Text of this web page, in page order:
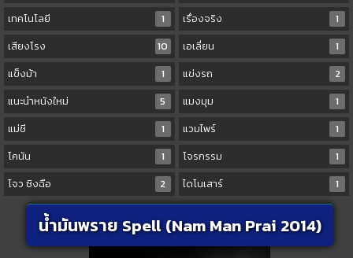
เทคโนโลยี
1 เรื่องจริง
1
เสียงโรง
10 เอเลี่ยน
1
แข็งม้า
1 แข่งรถ
2
แนะนำหนังใหม่
5 แมงมุม
1
แม่ชี
1 แวมไพร์
1
โคนัน
1 โจรกรรม
1
โจว ซิงฉือ
2 ไดโนเสาร์ 1
น้ำมันพราย Spell (Nam Man Prai 2014)